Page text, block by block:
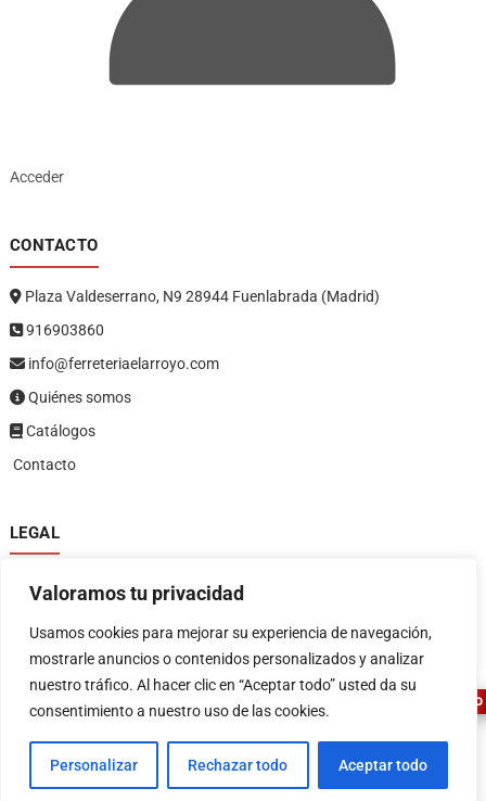
Valoramos tu privacidad
Usamos cookies para mejorar su experiencia de navegación,
mostrarle anuncios o contenidos personalizados y analizar
nuestro tráfico. Al hacer clic en “Aceptar todo” usted da su
consentimiento a nuestro uso de las cookies.
Personalizar Rechazar todo Aceptar todo
Acceder
CONTACTO
Plaza Valdeserrano, N9 28944 Fuenlabrada (Madrid)
916903860
info@ferreteriaelarroyo.com
Quiénes somos
Catálogos
Contacto
LEGAL
Política de privacidad
Política de devoluciones y reembolsos
Términos y condiciones
FERRETERIA EL ARROYO | Diseñado por:Tema Freesia| © 2026WordPress
ASESOR FERRETERO